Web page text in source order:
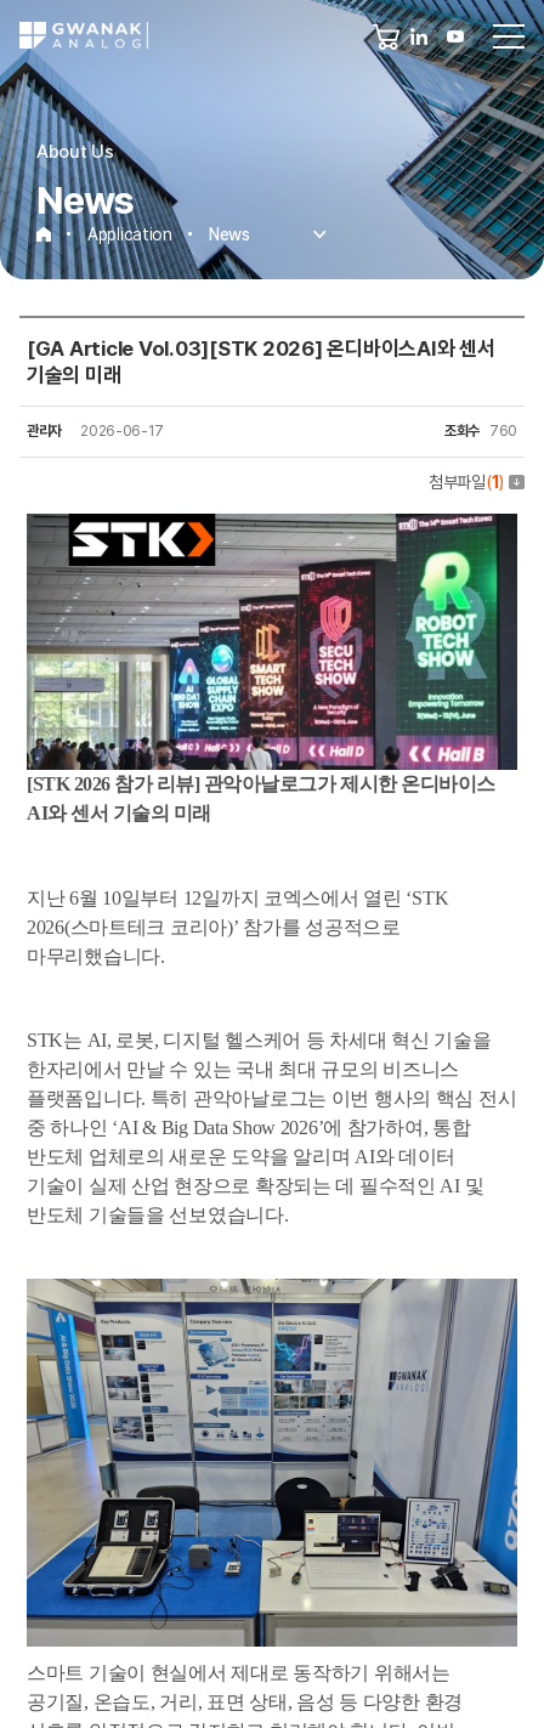
About Us
News
Application News
News
[GA Article Vol.03][STK 2026] 온디바이스AI와 센서
기술의 미래
관리자 2026-06-17 조회수 760
첨부파일(1)
[STK 2026 참가 리뷰] 관악아날로그가 제시한 온디바이스
AI와 센서 기술의 미래
지난 6월 10일부터 12일까지 코엑스에서 열린 ‘STK
2026(스마트테크 코리아)’ 참가를 성공적으로
마무리했습니다.
STK는 AI, 로봇, 디지털 헬스케어 등 차세대 혁신 기술을
한자리에서 만날 수 있는 국내 최대 규모의 비즈니스
플랫폼입니다. 특히 관악아날로그는 이번 행사의 핵심 전시
중 하나인 ‘AI & Big Data Show 2026’에 참가하여, 통합
반도체 업체로의 새로운 도약을 알리며 AI와 데이터
기술이 실제 산업 현장으로 확장되는 데 필수적인 AI 및
반도체 기술들을 선보였습니다.
스마트 기술이 현실에서 제대로 동작하기 위해서는
공기질, 온습도, 거리, 표면 상태, 음성 등 다양한 환경